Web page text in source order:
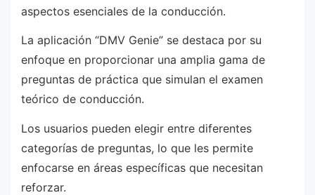
aspectos esenciales de la conducción.
La aplicación “DMV Genie” se destaca por su
enfoque en proporcionar una amplia gama de
preguntas de práctica que simulan el examen
teórico de conducción.
Los usuarios pueden elegir entre diferentes
categorías de preguntas, lo que les permite
enfocarse en áreas específicas que necesitan
reforzar.